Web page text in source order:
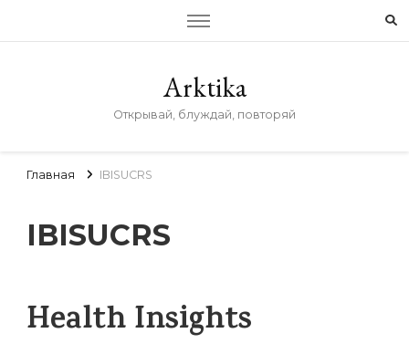
Arktika
Открывай, блуждай, повторяй
Главная IBISUCRS
IBISUCRS
Health Insights